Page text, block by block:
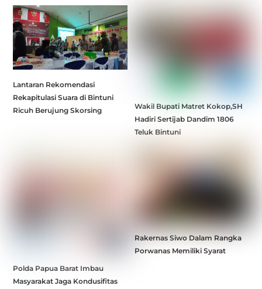
Lantaran Rekomendasi
Rekapitulasi Suara di Bintuni
Ricuh Berujung Skorsing
Wakil Bupati Matret Kokop,SH
Hadiri Sertijab Dandim 1806
Teluk Bintuni
Polda Papua Barat Imbau
Masyarakat Jaga Kondusifitas
Rakernas Siwo Dalam Rangka
Porwanas Memiliki Syarat